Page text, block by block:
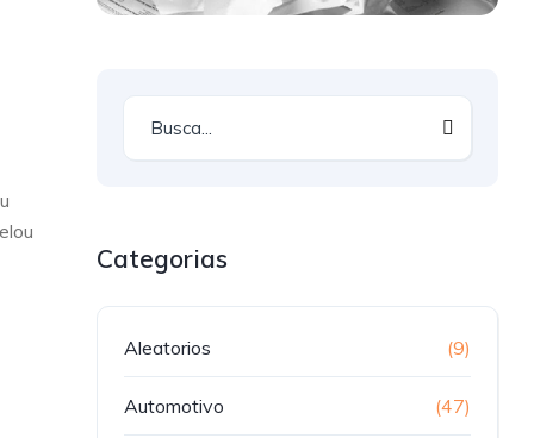
Categorias
Aleatorios (9)
Automotivo (47)